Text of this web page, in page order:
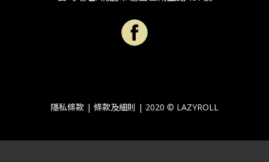
隱私條款 | 條款及細則 | 2020 © LAZYROLL